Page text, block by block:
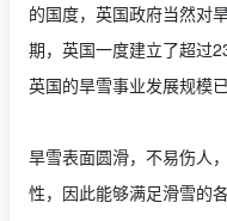
的国度，英国政府当然对
期，英国一度建立了超过
英国的旱雪事业发展规模
旱雪表面圆滑，不易伤人
性，因此能够满足滑雪的